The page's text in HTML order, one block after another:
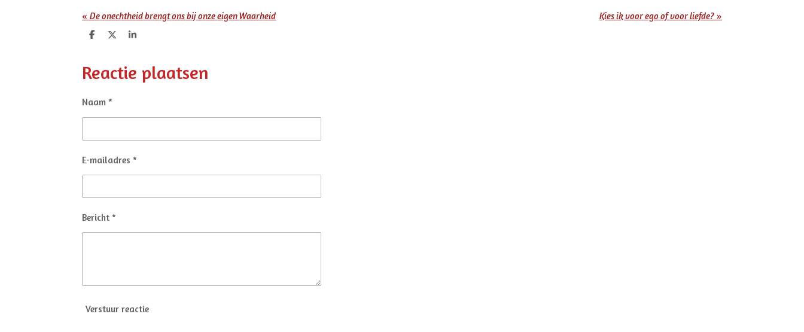
« De onechtheid brengt ons bij onze eigen Waarheid Kies ik voor ego of voor liefde? »
D
n
D
S
e
Reactie plaatsen
Naam *
E-mailadres *
Bericht *
Verstuur reactie